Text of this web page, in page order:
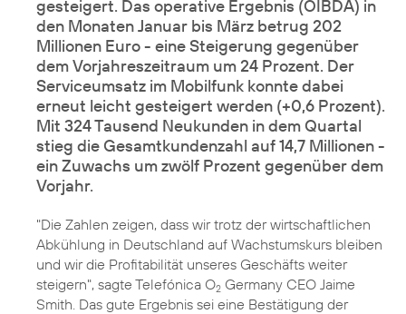
gesteigert. Das operative Ergebnis (OIBDA) in
den Monaten Januar bis März betrug 202
Millionen Euro - eine Steigerung gegenüber
dem Vorjahreszeitraum um 24 Prozent. Der
Serviceumsatz im Mobilfunk konnte dabei
erneut leicht gesteigert werden (+0,6 Prozent).
Mit 324 Tausend Neukunden in dem Quartal
stieg die Gesamtkundenzahl auf 14,7 Millionen -
ein Zuwachs um zwölf Prozent gegenüber dem
Vorjahr.
"Die Zahlen zeigen, dass wir trotz der wirtschaftlichen
Abkühlung in Deutschland auf Wachstumskurs bleiben
und wir die Profitabilität unseres Geschäfts weiter
steigern", sagte Telefónica O2 Germany CEO Jaime
Smith. Das gute Ergebnis sei eine Bestätigung der